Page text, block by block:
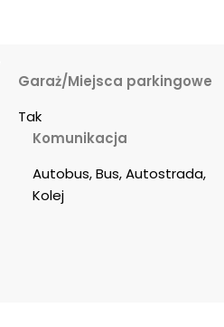
Garaż/Miejsca parkingowe
Tak
Komunikacja
Autobus, Bus, Autostrada,
Kolej